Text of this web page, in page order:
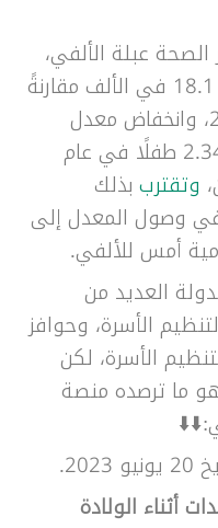
الصحة عبلة الألفي،
إلى وصول معدل المواليد إلى 18.1 في الألف مقارنةً
بـ19.4 في الألف في عام 2023، وانخفاض معدل
الإنجاب الكلي لكل سيدة إلى 2.34 طفلًا في عام
وتقترب بذلك
وصول المعدل إلى
العديد من
الأسرة، وحوافز
الأسرة، لكن
ما ترصده منصة
أثناء الولادة